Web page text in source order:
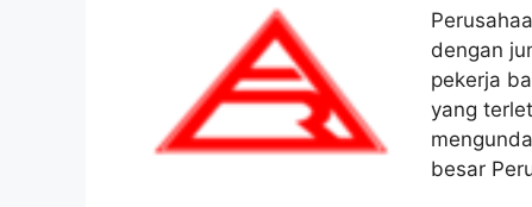
dengan
pekerja
yang
besar